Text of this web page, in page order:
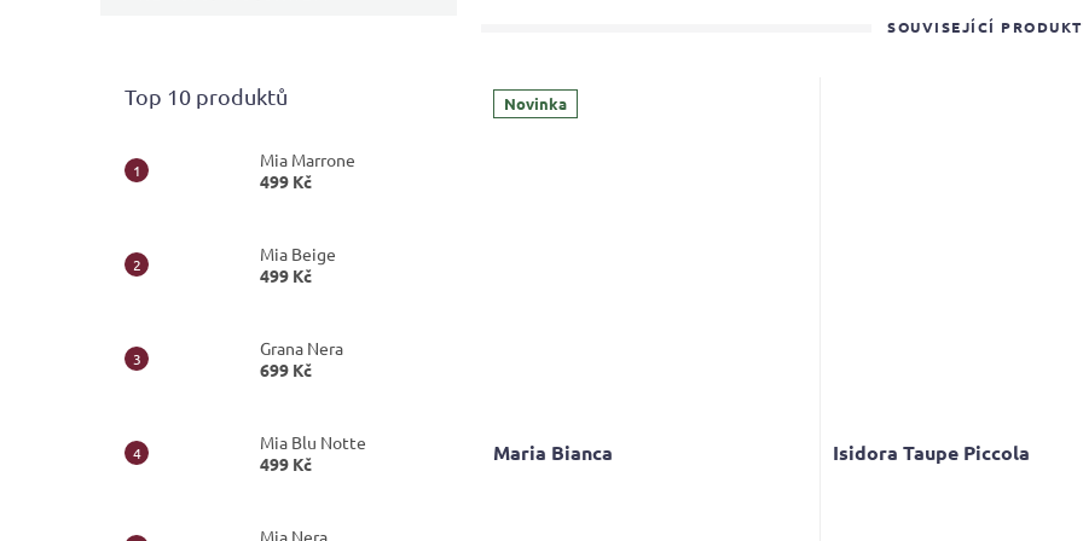
Top 10 produktů
Mia Marrone
499 Kč
Mia Beige
499 Kč
Grana Nera
699 Kč
Mia Blu Notte
499 Kč
Mia Nera
SOUVISEJÍCÍ
Novinka
Maria Bianca Isidora Taupe Piccola